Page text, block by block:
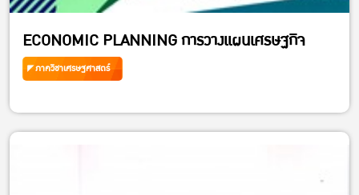
ECONOMIC PLANNING การวางแผนเศรษฐกิจ
ภาควิชาเศรษฐศาสตร์